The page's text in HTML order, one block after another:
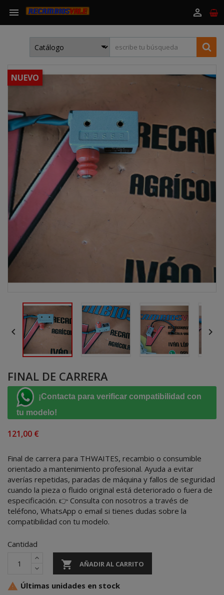
 
NUEVO
 
FINAL DE CARRERA
¡Contacta para verificar compatibilidad con
tu modelo!
121,00 €
Final de carrera para THWAITES, recambio o consumible
orientado a mantenimiento profesional. Ayuda a evitar
averías repetidas, paradas de máquina y fallos de seguridad
cuando la pieza o fluido original está deteriorado o fuera de
especificación. 👉 Consulta con nosotros a través de
teléfono, WhatsApp o email si tienes dudas sobre la
compatibilidad con tu modelo.
Cantidad
 AÑADIR AL CARRITO
 Últimas unidades en stock